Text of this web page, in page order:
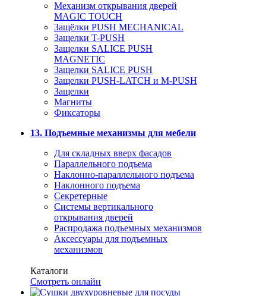
Механизм открывания дверей
MAGIC TOUCH
Защёлки PUSH MECHANICAL
Защелки T-PUSH
Защелки SALICE PUSH
MAGNETIC
Защелки SALICE PUSH
Защелки PUSH-LATCH и M-PUSH
Защелки
Магниты
Фиксаторы
13. Подъемные механизмы для мебели
Для складных вверх фасадов
Параллельного подъема
Наклонно-параллельного подъема
Наклонного подъема
Секретерные
Системы вертикального
открывания дверей
Распродажа подъемных механизмов
Аксессуары для подъемных
механизмов
Каталоги
Смотреть онлайн